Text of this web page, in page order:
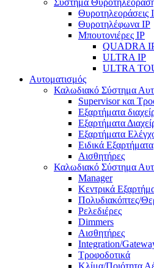
Σύστημα
Θυροτηλεοράσεις
Θυροτηλέφωνα IP
Μπουτονιέρες IP
QUADRA
ULTRA IP
ULTRA
Αυτοματισμός
Καλωδιακό Σύστημα
Supervisor και
Εξαρτήματα
Εξαρτήματα
Εξαρτήματα
Ειδικά Εξαρτήματα
Αισθητήρες
Καλωδιακό Σύστημα
Manager
Κεντρικά
Πολυδιακόπτες/
Ρελεδιέρες
Dimmers
Αισθητήρες
Integration/
Τροφοδοτικά